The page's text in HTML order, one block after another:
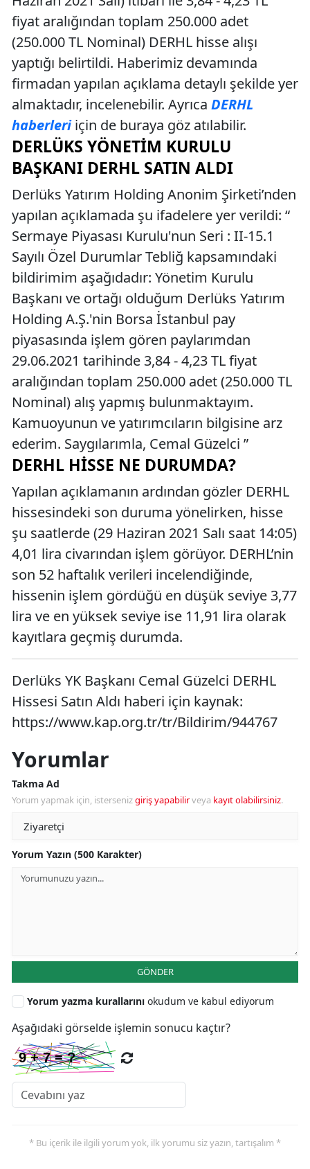
fiyat aralığından toplam 250.000 adet
(250.000 TL Nominal) DERHL hisse alışı
yaptığı belirtildi. Haberimiz devamında
firmadan yapılan açıklama detaylı şekilde yer
almaktadır, incelenebilir. Ayrıca DERHL
haberleriiçin de buraya göz atılabilir.
DERLÜKS YÖNETIM KURULU
BAŞKANI DERHL SATIN ALDI
Derlüks Yatırım Holding Anonim Şirketi’nden
yapılan açıklamada şu ifadelere yer verildi: “
Sermaye Piyasası Kurulu'nun Seri : II-15.1
Sayılı Özel Durumlar Tebliğ kapsamındaki
bildirimim aşağıdadır: Yönetim Kurulu
Başkanı ve ortağı olduğum Derlüks Yatırım
Holding A.Ş.'nin Borsa İstanbul pay
piyasasında işlem gören paylarımdan
29.06.2021 tarihinde 3,84 - 4,23 TL fiyat
aralığından toplam 250.000 adet (250.000 TL
Nominal) alış yapmış bulunmaktayım.
Kamuoyunun ve yatırımcıların bilgisine arz
ederim. Saygılarımla, Cemal Güzelci ”
DERHL HISSE NE DURUMDA?
Yapılan açıklamanın ardından gözler DERHL
hissesindeki son duruma yönelirken, hisse
şu saatlerde (29 Haziran 2021 Salı saat 14:05)
4,01 lira civarından işlem görüyor. DERHL’nin
son 52 haftalık verileri incelendiğinde,
hissenin işlem gördüğü en düşük seviye 3,77
lira ve en yüksek seviye ise 11,91 lira olarak
kayıtlara geçmiş durumda.
Derlüks YK Başkanı Cemal Güzelci DERHL
Hissesi Satın Aldı haberi için kaynak:
https://www.kap.org.tr/tr/Bildirim/944767
Yorumlar
Takma Ad
Yorum yapmak için, istersenizgiriş yapabilirveya kayıt olabilirsiniz.
Yorum Yazın (500 Karakter)
GÖNDER
Yorum yazma kurallarını okudum ve kabul ediyorum
Aşağıdaki görselde işlemin sonucu kaçtır?
* Bu içerik ile ilgili yorum yok, ilk yorumu siz yazın, tartışalım *